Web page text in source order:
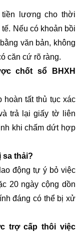
tiền lương cho thời
Nếu có khoản bồi
văn bản, không
căn cứ rõ ràng.
chốt sổ BHXH
hoàn tất thủ tục xác
trả lại giấy tờ liên
khi chấm dứt hợp
sa thải?
động tự ý bỏ việc
20 ngày cộng dồn
đáng có thể bị xử
trợ cấp thôi việc